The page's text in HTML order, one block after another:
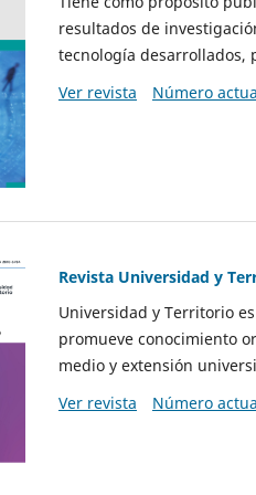
resultados de
tecnología desarrollados,
Ver revista
Número
Revista Universidad y
Universidad y Territorio
promueve conocimiento
medio y extensión
Ver revista
Número